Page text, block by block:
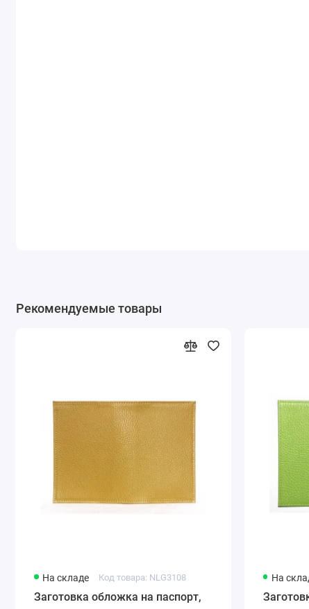
Рекомендуемые товары
На складе Код товара: NLG3108
Заготовка обложка на паспорт,
На